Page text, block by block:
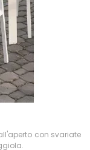
con svariate